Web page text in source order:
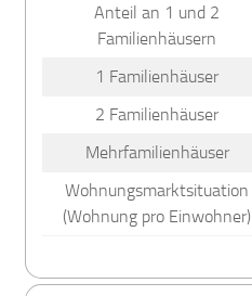
Anteil an 1 und 2
Familienhäusern
1 Familienhäuser
2 Familienhäuser
Mehrfamilienhäuser
Wohnungsmarktsituation
(Wohnung pro Einwohner)